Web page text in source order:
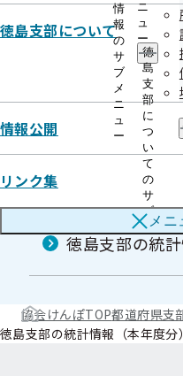
ニ
ュ
ー
情
報
の
サ
ブ
メ
ニ
ュ
ー
徳島支部について
徳
島
支
部
に
つ
い
て
の
サ
ブ
メ
ニ
ー
情報公開
リンク集
メニ
徳島支部の統
徳島支部の統
協会けんぽTOP都道府県支
徳島支部の統計情報（本年度分）